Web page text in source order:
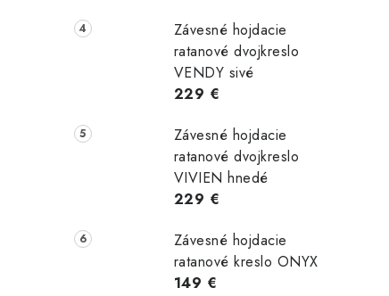
Závesné hojdacie
ratanové dvojkreslo
VENDY sivé
229 €
Závesné hojdacie
ratanové dvojkreslo
VIVIEN hnedé
229 €
Závesné hojdacie
ratanové kreslo ONYX
149 €